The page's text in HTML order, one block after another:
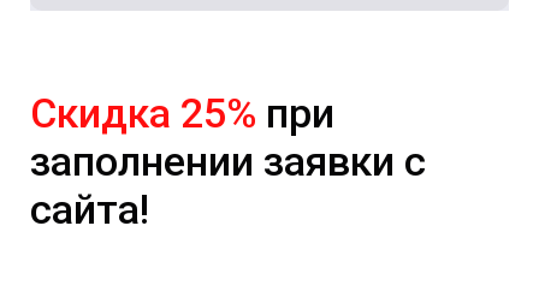
Скидка 25% при
заполнении заявки с
сайта!